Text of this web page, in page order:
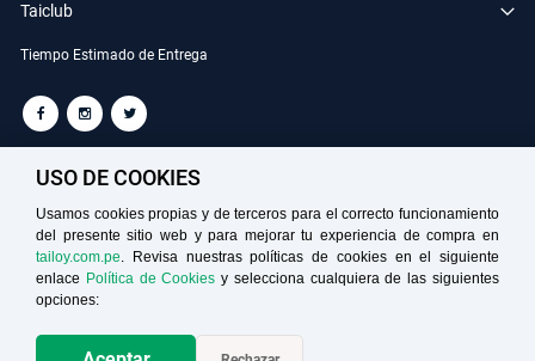
Taiclub
Tiempo Estimado de Entrega
TAILOY S.A. RUC: 20100049181
Medios de Pago
USO DE COOKIES
Usamos cookies propias y de terceros para el correcto funcionamiento
del presente sitio web y para mejorar tu experiencia de compra en
tailoy.com.pe. Revisa nuestras políticas de cookies en el siguiente
enlace Política de Cookies y selecciona cualquiera de las siguientes
opciones: